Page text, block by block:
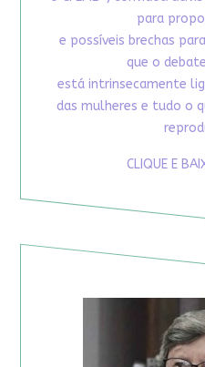
para
e possíveis brechas
que o
está intrinsecamente
das mulheres e tudo o
CLIQUE E